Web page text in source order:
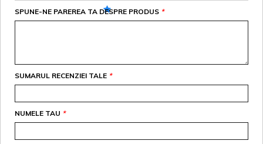
*
SPUNE-NE PAREREA TA DESPRE PRODUS
*
SUMARUL RECENZIEI TALE
*
NUMELE TAU